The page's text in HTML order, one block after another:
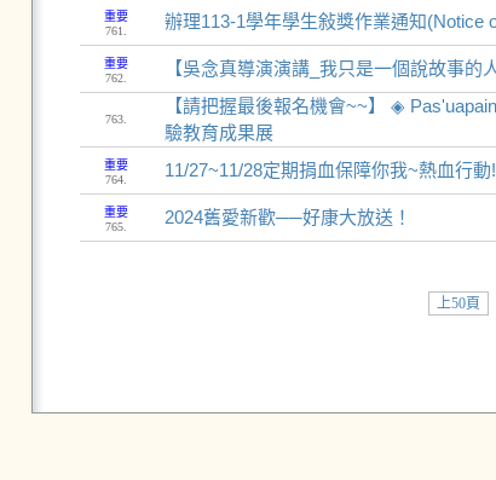
重要
761.
辦理113-1學年學生敍獎作業通知(Notice
重要
762.
【吳念真導演演講_我只是一個說故事
763.
【請把握最後報名機會~~】 ◈
驗教育成果展
重要
764.
11/27~11/28定期捐血保障你我~熱血行
重要
765.
2024舊愛新歡──好康大放送！
上50頁